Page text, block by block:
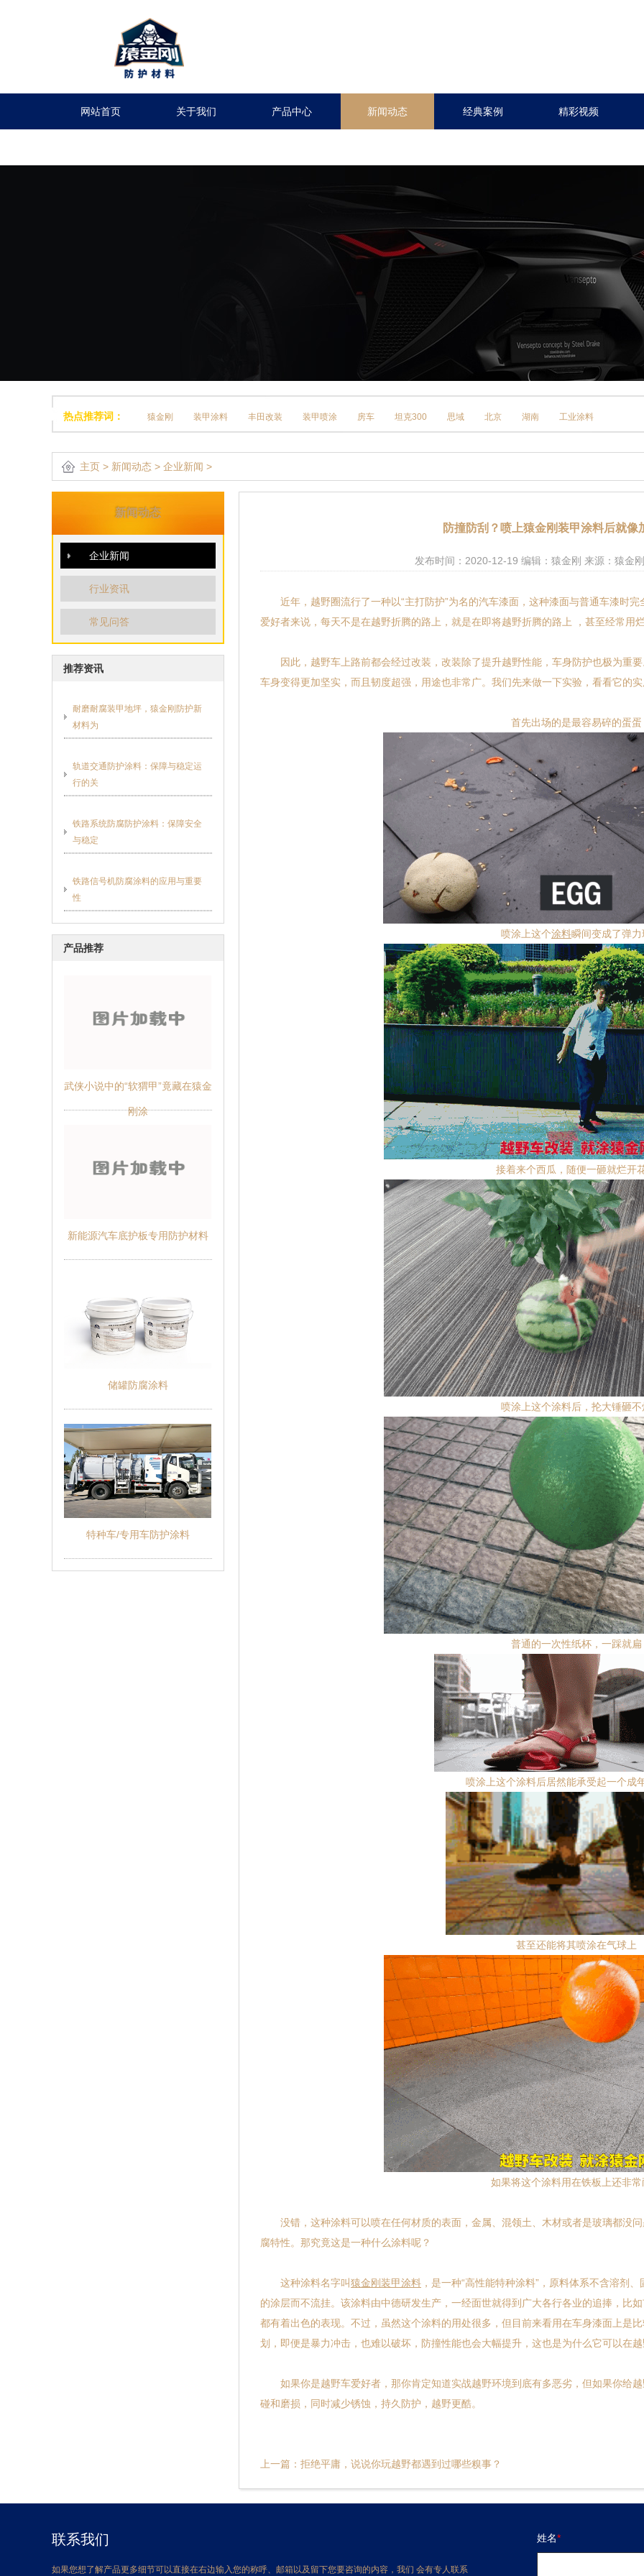
网站首页 关于我们 产品中心 新闻动态 经典案例 精彩视频
热点推荐词： 猿金刚 装甲涂料 丰田改装 装甲喷涂 房车 坦克300 思域 北京 湖南 工业涂料
主页 > 新闻动态 > 企业新闻 >
新闻动态
企业新闻
行业资讯
常见问答
推荐资讯
耐磨耐腐装甲地坪，猿金刚防护新
材料为
轨道交通防护涂料：保障与稳定运
行的关
铁路系统防腐防护涂料：保障安全
与稳定
铁路信号机防腐涂料的应用与重要
性
产品推荐
武侠小说中的“软猬甲”竟藏在猿金
刚涂
新能源汽车底护板专用防护材料
储罐防腐涂料
特种车/专用车防护涂料
防撞防刮？喷上猿金刚装甲涂料后就像
发布时间：2020-12-19 编辑：猿金刚 来源：猿金
近年，越野圈流行了一种以“主打防护”为名的汽车漆面，这种漆面与普通车漆时完
爱好者来说，每天不是在越野折腾的路上，就是在即将越野折腾的路上 ，甚至经常用
因此，越野车上路前都会经过改装，改装除了提升越野性能，车身防护也极为重
车身变得更加坚实，而且韧度超强，用途也非常广。我们先来做一下实验，看看它的
首先出场的是最容易碎的蛋蛋
喷涂上这个涂料瞬间变成了弹力
接着来个西瓜，随便一砸就烂开
喷涂上这个涂料后，抡大锤砸不
普通的一次性纸杯，一踩就扁
喷涂上这个涂料后居然能承受起一个成
甚至还能将其喷涂在气球上
如果将这个涂料用在铁板上还非常
没错，这种涂料可以喷在任何材质的表面，金属、混领土、木材或者是玻璃都没
腐特性。那究竟这是一种什么涂料呢？
这种涂料名字叫猿金刚装甲涂料 ，是一种“高性能特种涂料”，原料体系不含溶剂
的涂层而不流挂。该涂料由中德研发生产，一经面世就得到广大各行各业的追捧，比
都有着出色的表现。不过，虽然这个涂料的用处很多，但目前来看用在车身漆面上是
划，即便是暴力冲击，也难以破坏，防撞性能也会大幅提升，这也是为什么它可以在
如果你是越野车爱好者，那你肯定知道实战越野环境到底有多恶劣，但如果你给
碰和磨损，同时减少锈蚀，持久防护，越野更酷。
上一篇： 拒绝平庸，说说你玩越野都遇到过哪些糗事？
联系我们
如果您想了解产品更多细节可以直接在右边输入您的称呼、邮箱以及留下您要咨询的内容，我们 会有专人联系
姓名*